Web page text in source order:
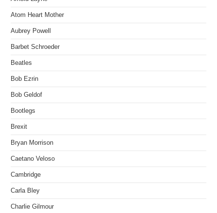
Atom Heart Mother
Aubrey Powell
Barbet Schroeder
Beatles
Bob Ezrin
Bob Geldof
Bootlegs
Brexit
Bryan Morrison
Caetano Veloso
Cambridge
Carla Bley
Charlie Gilmour